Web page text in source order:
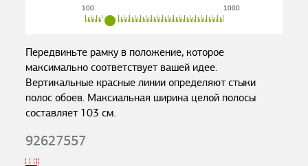
100 1000
Передвиньте рамку в положение, которое
максимально соответствует вашей идее.
Вертикальные красные линии определяют стыки
полос обоев. Максиальная ширина целой полосы
составляет 103 см.
92627557